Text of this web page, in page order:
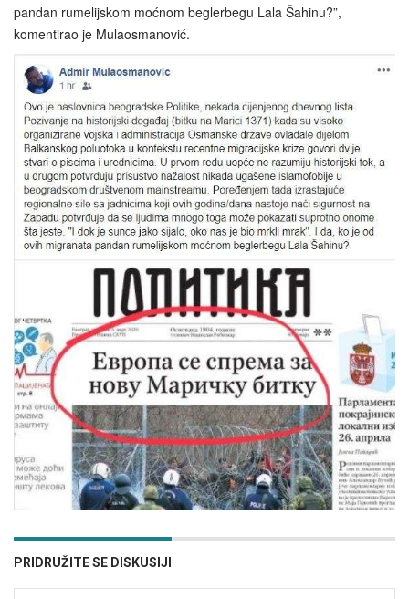
pandan rumelijskom moćnom beglerbegu Lala Šahinu?”,
komentirao je Mulaosmanović.
PRIDRUŽITE SE DISKUSIJI